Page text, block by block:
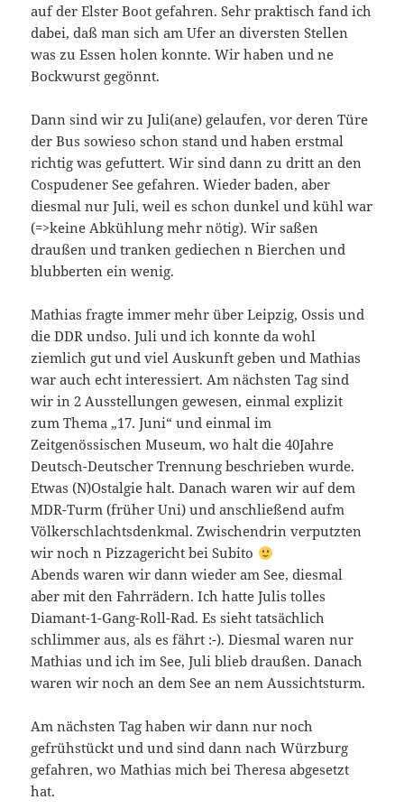
auf der Elster Boot gefahren. Sehr praktisch fand ich
dabei, daß man sich am Ufer an diversten Stellen
was zu Essen holen konnte. Wir haben und ne
Bockwurst gegönnt.
Dann sind wir zu Juli(ane) gelaufen, vor deren Türe
der Bus sowieso schon stand und haben erstmal
richtig was gefuttert. Wir sind dann zu dritt an den
Cospudener See gefahren. Wieder baden, aber
diesmal nur Juli, weil es schon dunkel und kühl war
(=>keine Abkühlung mehr nötig). Wir saßen
draußen und tranken gediechen n Bierchen und
blubberten ein wenig.
Mathias fragte immer mehr über Leipzig, Ossis und
die DDR undso. Juli und ich konnte da wohl
ziemlich gut und viel Auskunft geben und Mathias
war auch echt interessiert. Am nächsten Tag sind
wir in 2 Ausstellungen gewesen, einmal explizit
zum Thema „17. Juni“ und einmal im
Zeitgenössischen Museum, wo halt die 40Jahre
Deutsch-Deutscher Trennung beschrieben wurde.
Etwas (N)Ostalgie halt. Danach waren wir auf dem
MDR-Turm (früher Uni) und anschließend aufm
Völkerschlachtsdenkmal. Zwischendrin verputzten
wir noch n Pizzagericht bei Subito
Abends waren wir dann wieder am See, diesmal
aber mit den Fahrrädern. Ich hatte Julis tolles
Diamant-1-Gang-Roll-Rad. Es sieht tatsächlich
schlimmer aus, als es fährt :-). Diesmal waren nur
Mathias und ich im See, Juli blieb draußen. Danach
waren wir noch an dem See an nem Aussichtsturm.
Am nächsten Tag haben wir dann nur noch
gefrühstückt und und sind dann nach Würzburg
gefahren, wo Mathias mich bei Theresa abgesetzt
hat.